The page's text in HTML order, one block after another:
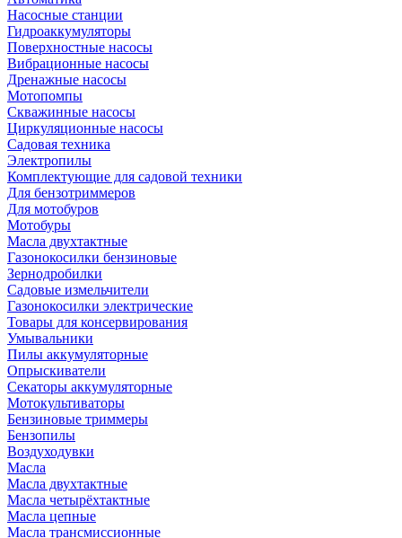
Насосные станции
Гидроаккумуляторы
Поверхностные насосы
Вибрационные насосы
Дренажные насосы
Мотопомпы
Скважинные насосы
Циркуляционные насосы
Садовая техника
Электропилы
Комплектующие для садовой техники
Для бензотриммеров
Для мотобуров
Мотобуры
Масла двухтактные
Газонокосилки бензиновые
Зернодробилки
Садовые измельчители
Газонокосилки электрические
Товары для консервирования
Умывальники
Пилы аккумуляторные
Опрыскиватели
Секаторы аккумуляторные
Мотокультиваторы
Бензиновые триммеры
Бензопилы
Воздуходувки
Масла
Масла двухтактные
Масла четырёхтактные
Масла цепные
Масла трансмиссионные